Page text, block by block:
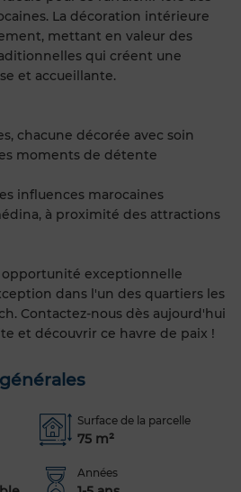
La décoration intérieure
mettant en valeur des
qui créent une
et accueillante.
chacune décorée avec soin
moments de détente
influences marocaines
à proximité des attractions
opportunité exceptionnelle
dans l'un des quartiers les
Contactez-nous dès aujourd'hui
et découvrir ce havre de paix !
Surface de la parcelle
75 m²
Années